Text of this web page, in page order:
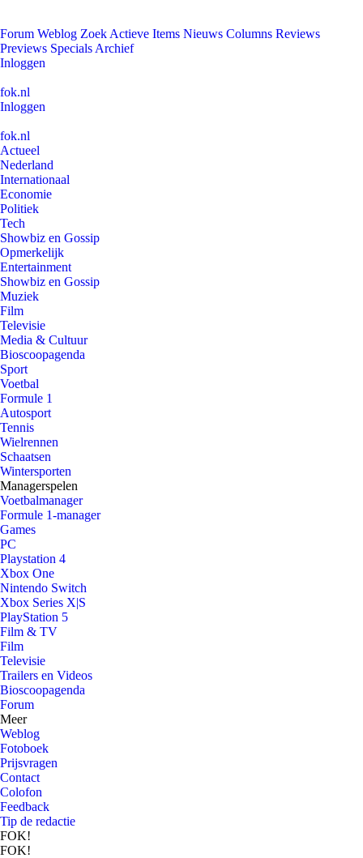
Forum Weblog Zoek Actieve Items Nieuws Columns Reviews
Previews Specials Archief
Inloggen
fok.nl
Inloggen
fok.nl
Actueel
Nederland
Internationaal
Economie
Politiek
Tech
Showbiz en Gossip
Opmerkelijk
Entertainment
Showbiz en Gossip
Muziek
Film
Televisie
Media & Cultuur
Bioscoopagenda
Sport
Voetbal
Formule 1
Autosport
Tennis
Wielrennen
Schaatsen
Wintersporten
Managerspelen
Voetbalmanager
Formule 1-manager
Games
PC
Playstation 4
Xbox One
Nintendo Switch
Xbox Series X|S
PlayStation 5
Film & TV
Film
Televisie
Trailers en Videos
Bioscoopagenda
Forum
Meer
Weblog
Fotoboek
Prijsvragen
Contact
Colofon
Feedback
Tip de redactie
FOK!
FOK!